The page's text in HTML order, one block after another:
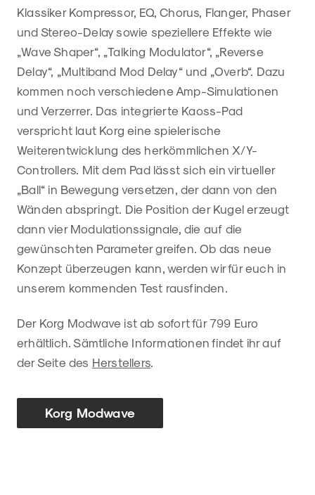
Klassiker Kompressor, EQ, Chorus, Flanger, Phaser
und Stereo-Delay sowie speziellere Effekte wie
„Wave Shaper“, „Talking Modulator“, „Reverse
Delay“, „Multiband Mod Delay“ und „Overb“. Dazu
kommen noch verschiedene Amp-Simulationen
und Verzerrer. Das integrierte Kaoss-Pad
verspricht laut Korg eine spielerische
Weiterentwicklung des herkömmlichen X/Y-
Controllers. Mit dem Pad lässt sich ein virtueller
„Ball“ in Bewegung versetzen, der dann von den
Wänden abspringt. Die Position der Kugel erzeugt
dann vier Modulationssignale, die auf die
gewünschten Parameter greifen. Ob das neue
Konzept überzeugen kann, werden wir für euch in
unserem kommenden Test rausfinden.
Der Korg Modwave ist ab sofort für 799 Euro
erhältlich. Sämtliche Informationen findet ihr auf
der Seite des Herstellers
Korg Modwave